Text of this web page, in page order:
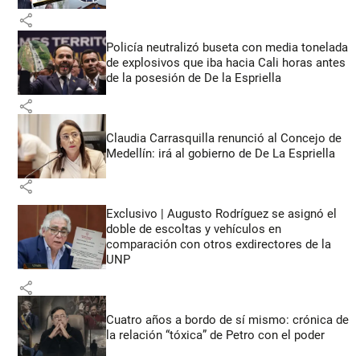
share
Policía neutralizó buseta con media tonelada
de explosivos que iba hacia Cali horas antes
de la posesión de De la Espriella
share
Claudia Carrasquilla renunció al Concejo de
Medellín: irá al gobierno de De La Espriella
share
Exclusivo | Augusto Rodríguez se asignó el
doble de escoltas y vehículos en
comparación con otros exdirectores de la
UNP
share
Cuatro años a bordo de sí mismo: crónica de
la relación “tóxica” de Petro con el poder